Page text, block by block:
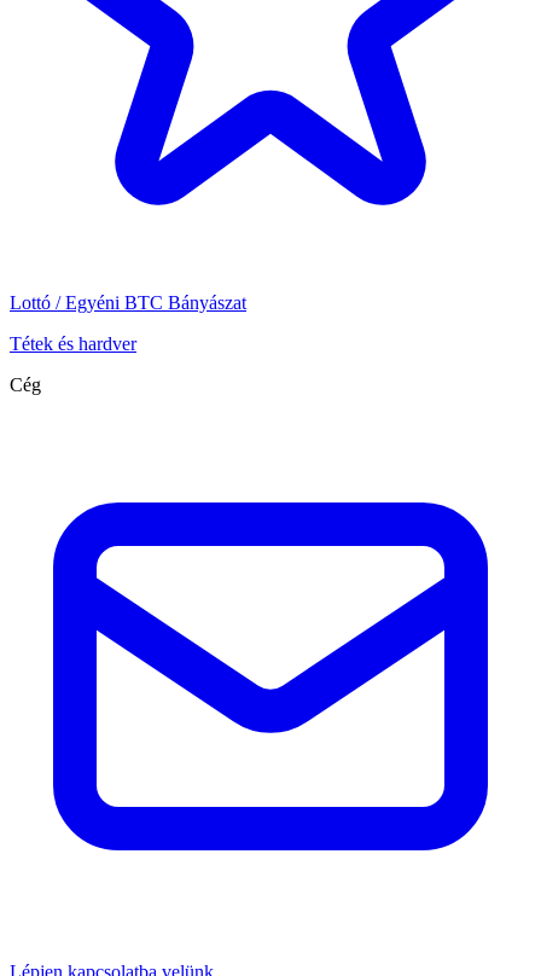
Lottó / Egyéni BTC Bányászat
Tétek és hardver
Cég
Lépjen kapcsolatba velünk